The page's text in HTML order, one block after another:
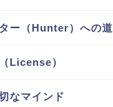
ー（Hunter）への道
License）
なマインド